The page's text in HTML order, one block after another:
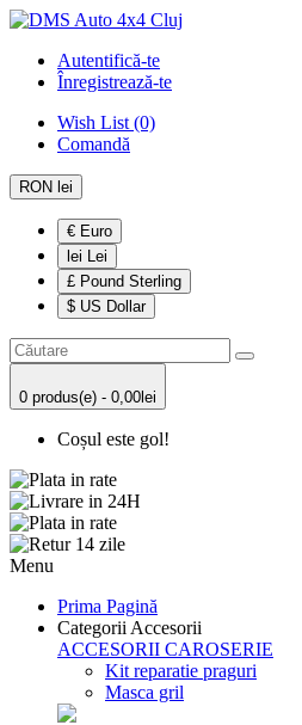
Autentifică-te
Înregistrează-te
Wish List (0)
Comandă
RON lei
€ Euro
lei Lei
£ Pound Sterling
$ US Dollar
0 produs(e) - 0,00lei
Coșul este gol!
Menu
Prima Pagină
Categorii Accesorii
ACCESORII CAROSERIE
Kit reparatie praguri
Masca gril